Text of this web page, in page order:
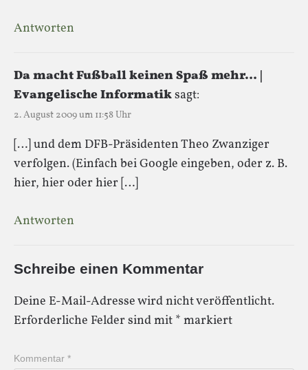
Antworten
Da macht Fußball keinen Spaß mehr… |
Evangelische Informatiksagt:
2. August 2009 um 11:58 Uhr
[…] und dem DFB-Präsidenten Theo Zwanziger
verfolgen. (Einfach bei Google eingeben, oder z. B.
hier, hier oder hier […]
Antworten
Schreibe einen Kommentar
Deine E-Mail-Adresse wird nicht veröffentlicht.
Erforderliche Felder sind mit * markiert
Kommentar *